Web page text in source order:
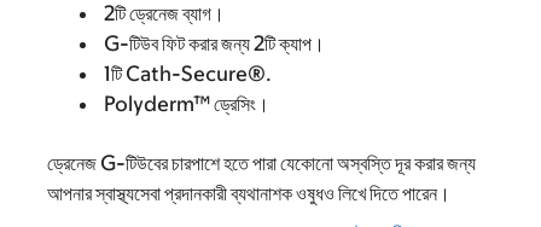
2টি ড্রেনেজ ব্যাগ।
G-টিউব ফিট করার জন্য 2টি ক্যাপ।
1টি Cath-Secure®.
Polyderm™ ড্রেসিং।
ড্রেনেজ G-টিউবের চারপাশে হতে পারা যেকোনো অস্বস্তি দূর করার জন্য
আপনার স্বাস্থ্যসেবা প্রদানকারী ব্যথানাশক ওষুধও লিখে দিতে পারেন।